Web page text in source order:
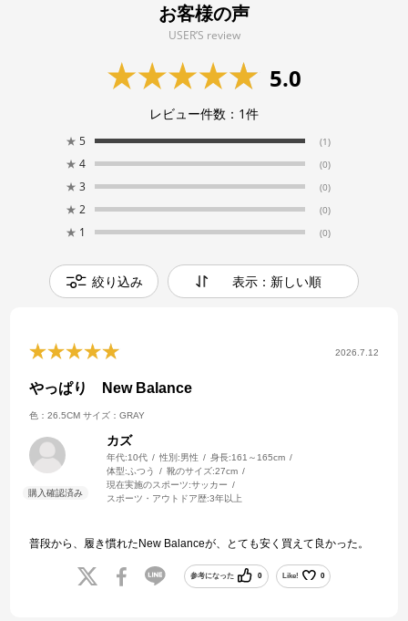
お客様の声
USER’S review
5.0
レビュー件数： 1件
★ 5 (1)
★ 4 (0)
★ 3 (0)
★ 2 (0)
★ 1 (0)
絞り込み 表示：新しい順
2026.7.12
やっぱり New Balance
色：26.5CM サイズ：GRAY
カズ
年代:10代 性別:男性 身長:161～165cm
体型: ふつう 靴のサイズ:27cm
現在実施のスポーツ:サッカー
スポーツ・アウトドア歴:3年以上
普段から、履き慣れたNew Balanceが、とても安く買えて良かった。
参考になった 0 Like! 0